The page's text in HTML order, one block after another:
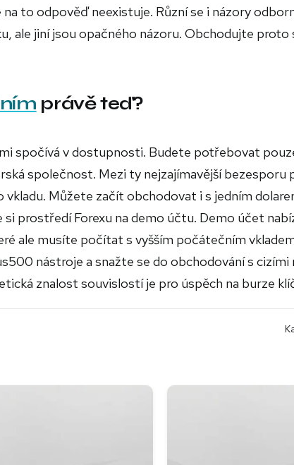
to odpověď neexistuje. Různí se i názory
ale jiní jsou opačného názoru. Obchodujte proto
právě teď?
spočívá v dostupnosti. Budete potřebovat
společnost. Mezi ty nejzajímavější bezesporu
Můžete začít obchodovat i s jedním
prostředí Forexu na demo účtu. Demo účet
ale musíte počítat s vyšším počátečním
nástroje a snažte se do obchodování s cizími
znalost souvislostí je pro úspěch na burze